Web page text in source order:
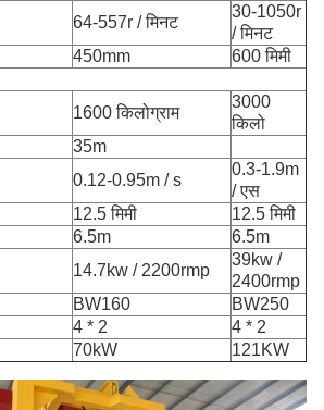
64-557r / मिनट
30-1050r
/ मिनट
450mm
600 मिमी
1600 किलोग्राम
3000
किलो
35m
0.12-0.95m / s
0.3-1.9m
/ एस
12.5 मिमी
12.5 मिमी
6.5m
6.5m
14.7kw / 2200rmp
39kw /
2400rmp
BW160
BW250
4 * 2
4 * 2
70kW 121KW